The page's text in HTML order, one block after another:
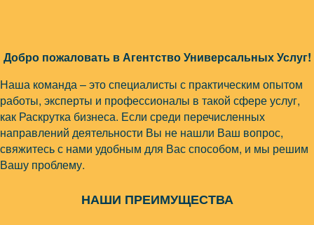
Добро пожаловать в Агентство Универсальных Услуг!
Наша команда – это специалисты с практическим опытом
работы, эксперты и профессионалы в такой сфере услуг,
как Раскрутка бизнеса. Если среди перечисленных
направлений деятельности Вы не нашли Ваш вопрос,
свяжитесь с нами удобным для Вас способом, и мы решим
Вашу проблему.
НАШИ ПРЕИМУЩЕСТВА